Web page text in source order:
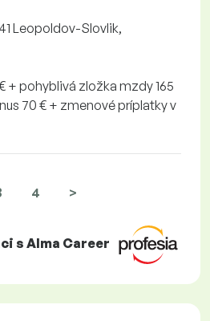
Leopoldov-Slovlik,
+ pohyblivá zložka mzdy 165
70 € + zmenové príplatky v
4 >
s Alma Career